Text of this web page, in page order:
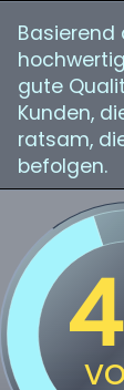
Basierend
gute
Kunden,
ratsam,
befolgen.